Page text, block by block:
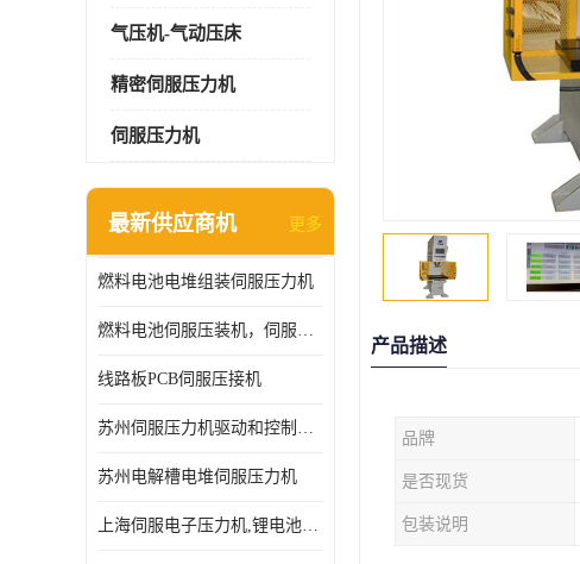
气压机-气动压床
精密伺服压力机
伺服压力机
最新供应商机 更多
燃料电池电堆组装伺服压力机
燃料电池伺服压装机，伺服压力机型号齐全
线路板PCB伺服压接机
苏州伺服压力机驱动和控制技术
苏州电解槽电堆伺服压力机
上海伺服电子压力机,锂电池伺服压力机 用途广发操作简单
产品描述
品牌
是否现货
包装说明